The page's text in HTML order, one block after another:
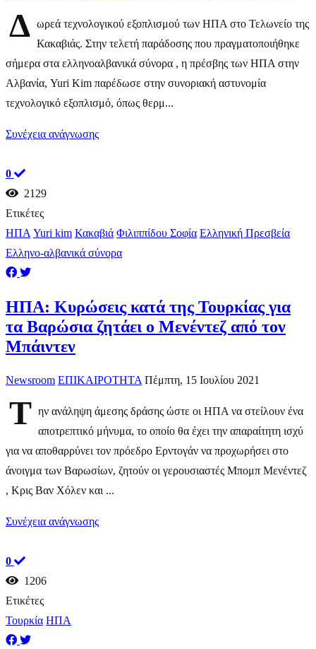
Δ ωρεά τεχνολογικού εξοπλισμού των ΗΠΑ στο Τελωνείο της
Κακαβιάς. Στην τελετή παράδοσης που πραγματοποιήθηκε
σήμερα στα ελληνοαλβανικά σύνορα , η πρέσβης των ΗΠΑ στην
Αλβανία, Yuri Kim παρέδωσε στην συνοριακή αστυνομία
τεχνολογικό εξοπλισμό, όπως θερμ...
Συνέχεια ανάγνωσης
0
2129
Ετικέτες
ΗΠΑ Yuri kim Κακαβιά Φιλιππίδου Σοφία Ελληνική Πρεσβεία
Ελληνο-αλβανικά σύνορα
ΗΠΑ: Κυρώσεις κατά της Τουρκίας για
τα Βαρώσια ζητάει ο Μενέντεζ από τον
Μπάιντεν
Newsroom ΕΠΙΚΑΙΡΟΤΗΤΑ Πέμπτη, 15 Ιουλίου 2021
Τ ην ανάληψη άμεσης δράσης ώστε οι ΗΠΑ να στείλουν ένα
αποτρεπτικό μήνυμα, το οποίο θα έχει την απαραίτητη ισχύ
για να αποθαρρύνει τον πρόεδρο Ερντογάν να προχωρήσει στο
άνοιγμα των Βαρωσίων, ζητούν οι γερουσιαστές Μπομπ Μενέντεζ
, Κρις Βαν Χόλεν και ...
Συνέχεια ανάγνωσης
0
1206
Ετικέτες
Τουρκία ΗΠΑ